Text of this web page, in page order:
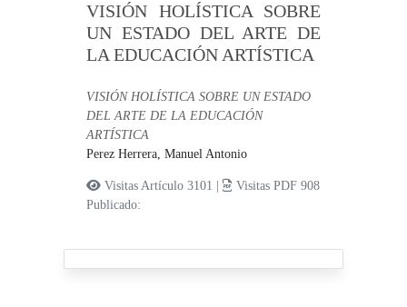
VISIÓN HOLÍSTICA SOBRE
UN ESTADO DEL ARTE DE
LA EDUCACIÓN ARTÍSTICA
VISIÓN HOLÍSTICA SOBRE UN ESTADO
DEL ARTE DE LA EDUCACIÓN
ARTÍSTICA
Perez Herrera, Manuel Antonio
Visitas Artículo 3101 |
Visitas PDF 908
Publicado: